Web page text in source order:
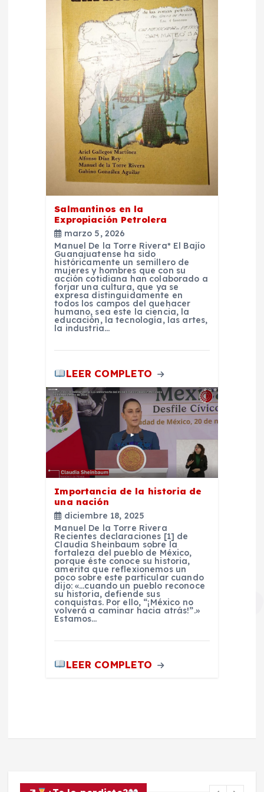
Salmantinos en la
Expropiación Petrolera
marzo 5, 2026
Manuel De la Torre Rivera* El Bajío
Guanajuatense ha sido
históricamente un semillero de
mujeres y hombres que con su
acción cotidiana han colaborado a
forjar una cultura, que ya se
expresa distinguidamente en
todos los campos del quehacer
humano, sea este la ciencia, la
educación, la tecnología, las artes,
la industria…
LEER COMPLETO
Importancia de la historia de
una nación
diciembre 18, 2025
Manuel De la Torre Rivera
Recientes declaraciones [1] de
Claudia Sheinbaum sobre la
fortaleza del pueblo de México,
porque éste conoce su historia,
amerita que reflexionemos un
poco sobre este particular cuando
dijo: «…cuando un pueblo reconoce
su historia, defiende sus
conquistas. Por ello, “¡México no
volverá a caminar hacia atrás!”.»
Estamos…
LEER COMPLETO